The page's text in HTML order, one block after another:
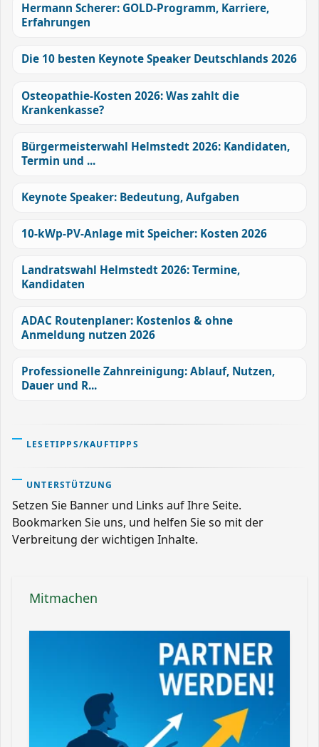
Hermann Scherer: GOLD-Programm, Karriere,
Erfahrungen
Die 10 besten Keynote Speaker Deutschlands 2026
Osteopathie-Kosten 2026: Was zahlt die
Krankenkasse?
Bürgermeisterwahl Helmstedt 2026: Kandidaten,
Termin und ...
Keynote Speaker: Bedeutung, Aufgaben
10-kWp-PV-Anlage mit Speicher: Kosten 2026
Landratswahl Helmstedt 2026: Termine,
Kandidaten
ADAC Routenplaner: Kostenlos & ohne
Anmeldung nutzen 2026
Professionelle Zahnreinigung: Ablauf, Nutzen,
Dauer und R...
LESETIPPS/KAUFTIPPS
UNTERSTÜTZUNG
Setzen Sie Banner und Links auf Ihre Seite.
Bookmarken Sie uns, und helfen Sie so mit der
Verbreitung der wichtigen Inhalte.
Mitmachen